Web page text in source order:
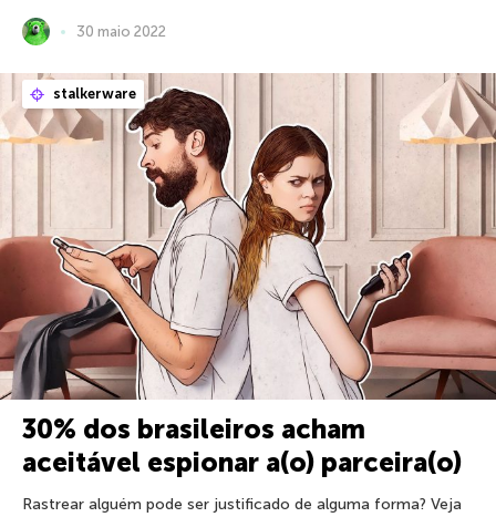
30 maio 2022
stalkerware
30% dos brasileiros acham
aceitável espionar a(o) parceira(o)
Rastrear alguém pode ser justificado de alguma forma? Veja